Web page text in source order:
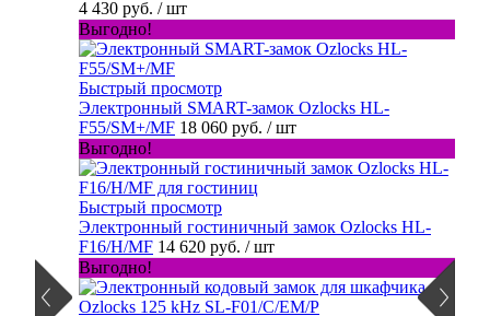
4 430 руб. / шт
Выгодно!
Быстрый просмотр
Электронный SMART-замок Ozlocks HL-
F55/SM+/MF 18 060 руб. / шт
Выгодно!
Быстрый просмотр
Электронный гостиничный замок Ozlocks HL-
F16/H/MF 14 620 руб. / шт
Выгодно!